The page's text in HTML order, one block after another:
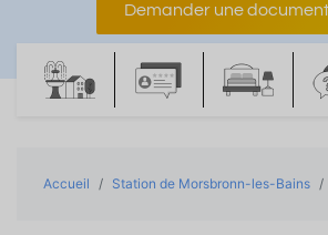
Demander une
Accueil Station de Morsbronn-les-Bains